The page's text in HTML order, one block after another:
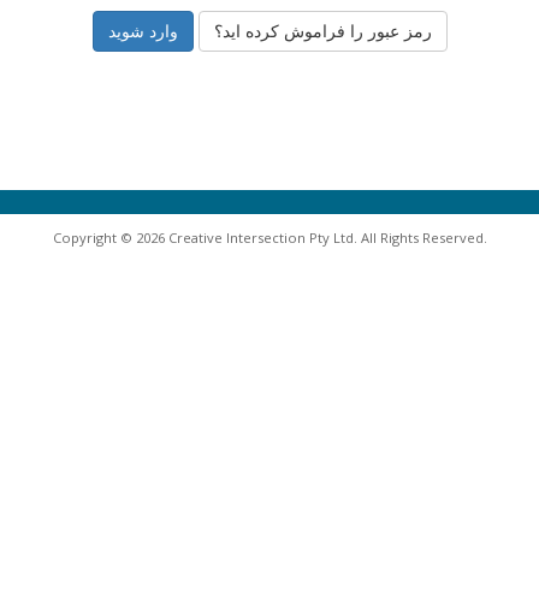
رمز عبور را فراموش کرده اید؟
Copyright © 2026 Creative Intersection Pty Ltd. All Rights Reserved.